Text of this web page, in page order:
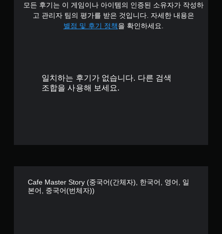
7
모든 후기는 이 게임이나 아이템의 인증된 소유자가 작성하
고 관리자 팀의 평가를 받은 것입니다. 자세한 내용은
별점 및 후기 정책을 확인하세요.
일치하는 후기가 없습니다. 다른 검색
조합을 사용해 보세요.
Cafe Master Story (중국어(간체자), 한국어, 영어, 일
본어, 중국어(번체자))